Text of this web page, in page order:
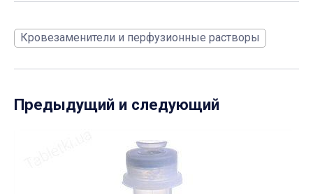
Кровезаменители и перфузионные растворы
Предыдущий и следующий